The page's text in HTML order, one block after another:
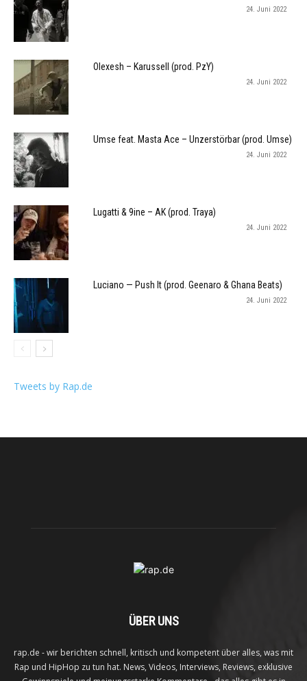
24. Juni 2022
Olexesh – Karussell (prod. PzY)
24. Juni 2022
Umse feat. Masta Ace – Unzerstörbar (prod. Umse)
24. Juni 2022
Lugatti & 9ine – AK (prod. Traya)
24. Juni 2022
Luciano — Push It (prod. Geenaro & Ghana Beats)
24. Juni 2022
Tweets by Rap.de
ÜBER UNS
rap.de - wir berichten schnell, kritisch und kompetent über alles, was mit
Rap und HipHop zu tun hat. News, Videos, Interviews, Reviews, exklusive